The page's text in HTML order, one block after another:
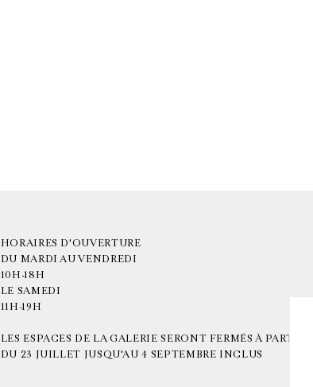
HORAIRES D'OUVERTURE
DU MARDI AU VENDREDI
10H-18H
LE SAMEDI
11H-19H
LES ESPACES DE LA GALERIE SERONT FERMÉS À PARTIR
DU 23 JUILLET JUSQU'AU 4 SEPTEMBRE INCLUS